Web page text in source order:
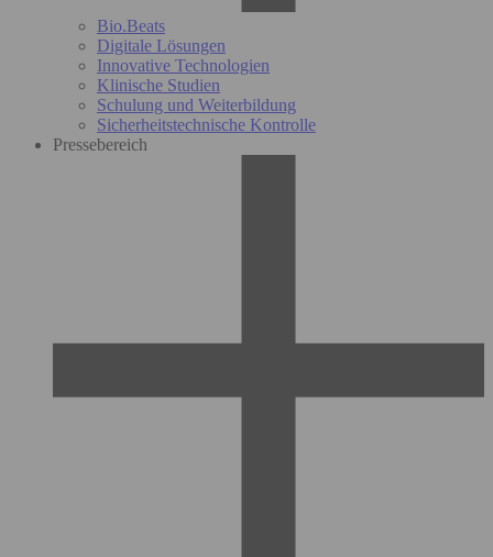
Bio.Beats
Digitale Lösungen
Innovative Technologien
Klinische Studien
Schulung und Weiterbildung
Sicherheitstechnische Kontrolle
Pressebereich